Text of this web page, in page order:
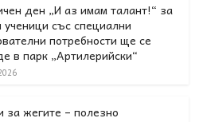
ден „И аз имам талант!“ за
със специални
потребности ще се
в парк „Артилерийски“
за жегите – полезно